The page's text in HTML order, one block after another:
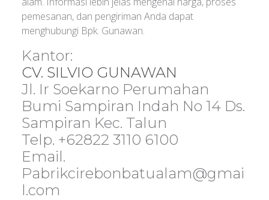
pemesanan, dan pengiriman Anda dapat
menghubungi Bpk. Gunawan.
Kantor:
CV. SILVIO GUNAWAN
Jl. Ir Soekarno Perumahan
Bumi Sampiran Indah No 14 Ds.
Sampiran Kec. Talun
Telp. +62822 3110 6100
Email.
Pabrikcirebonbatualam@gmai
l.com